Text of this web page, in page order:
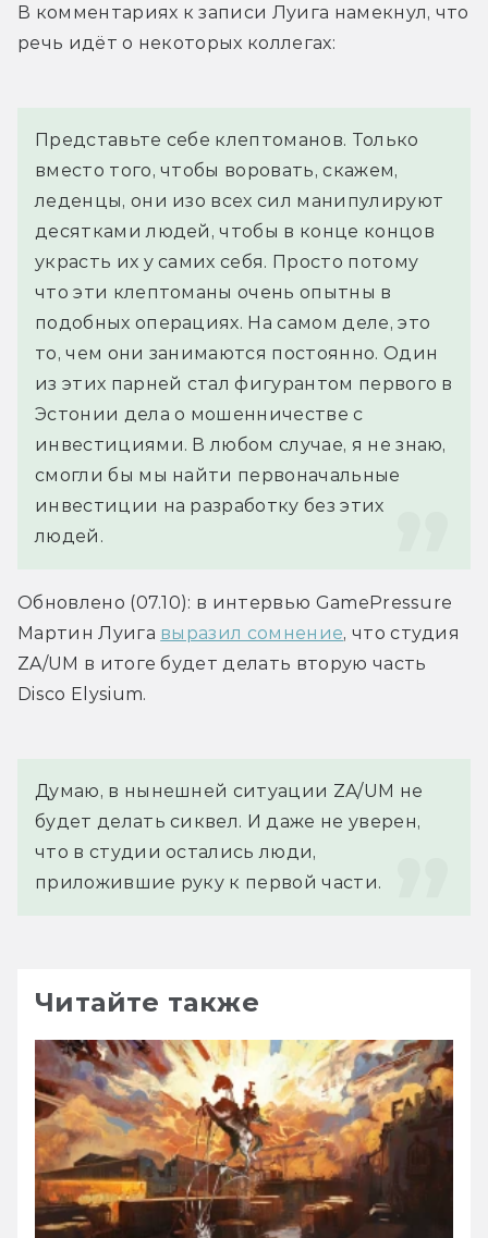
В комментариях к записи Луига намекнул, что
речь идёт о некоторых коллегах:
Представьте себе клептоманов. Только
вместо того, чтобы воровать, скажем,
леденцы, они изо всех сил манипулируют
десятками людей, чтобы в конце концов
украсть их у самих себя. Просто потому
что эти клептоманы очень опытны в
подобных операциях. На самом деле, это
то, чем они занимаются постоянно. Один
из этих парней стал фигурантом первого в
Эстонии дела о мошенничестве с
инвестициями. В любом случае, я не знаю,
смогли бы мы найти первоначальные
инвестиции на разработку без этих
людей.
Обновлено (07.10): в интервью GamePressure
Мартин Луига выразил сомнение, что студия
ZA/UM в итоге будет делать вторую часть
Disco Elysium.
Думаю, в нынешней ситуации ZA/UM не
будет делать сиквел. И даже не уверен,
что в студии остались люди,
приложившие руку к первой части.
Читайте также